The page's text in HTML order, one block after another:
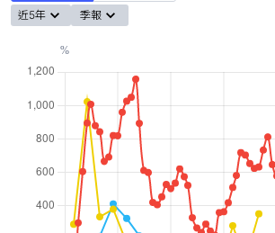
近5年 季報